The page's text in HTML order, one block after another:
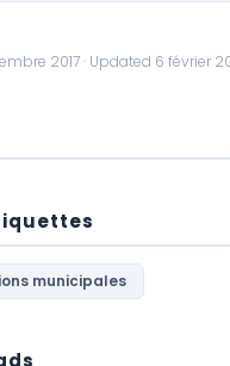
2017 · Updated 6 février
municipales